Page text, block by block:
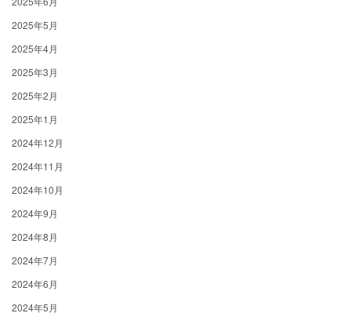
2025年5月
2025年4月
2025年3月
2025年2月
2025年1月
2024年12月
2024年11月
2024年10月
2024年9月
2024年8月
2024年7月
2024年6月
2024年5月